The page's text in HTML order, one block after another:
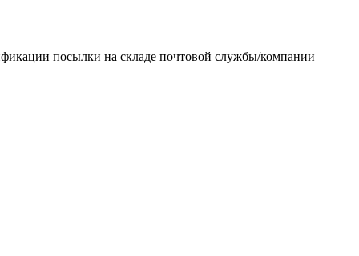
посылки на складе почтовой службы/компании